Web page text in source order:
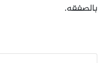
بالصفقه.